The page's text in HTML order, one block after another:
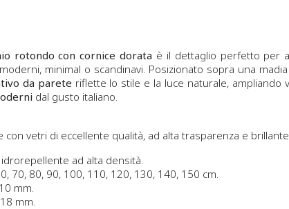
rotondo con cornice dorata è il dettaglio perfetto per
minimal o scandinavi. Posizionato sopra una
da parete riflette lo stile e la luce naturale,
dal gusto italiano.
con vetri di eccellente qualità, ad alta trasparenza e
ad alta densità.
70, 80, 90, 100, 110, 120, 130, 140, 150 cm.
mm.
mm.